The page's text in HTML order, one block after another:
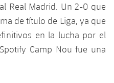
Real Madrid. Un 2-0 que
de título de Liga, ya que
en la lucha por el
Camp Nou fue una